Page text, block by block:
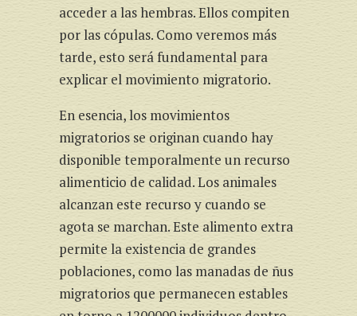
acceder a las hembras. Ellos compiten
por las cópulas. Como veremos más
tarde, esto será fundamental para
explicar el movimiento migratorio.
En esencia, los movimientos
migratorios se originan cuando hay
disponible temporalmente un recurso
alimenticio de calidad. Los animales
alcanzan este recurso y cuando se
agota se marchan. Este alimento extra
permite la existencia de grandes
poblaciones, como las manadas de ñus
migratorios que permanecen estables